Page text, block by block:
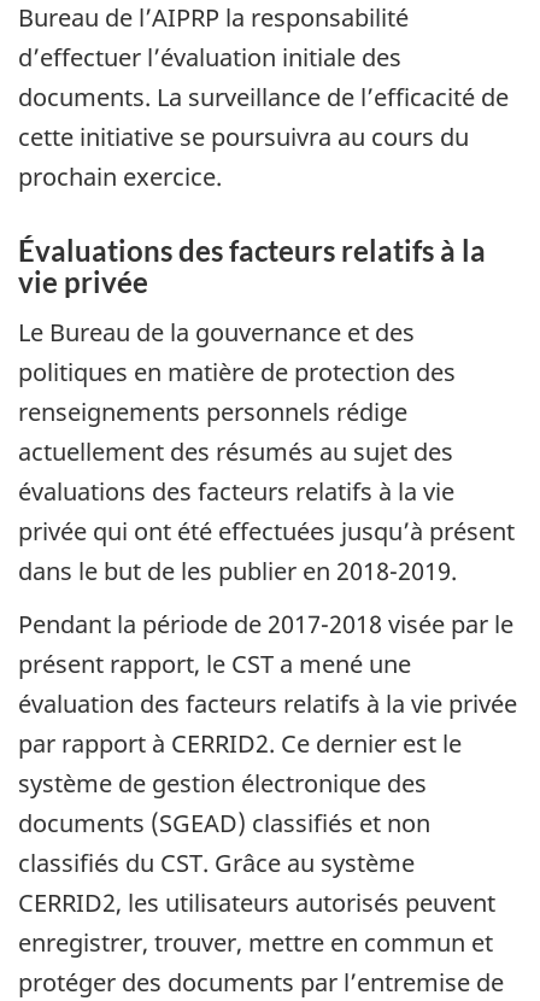
Bureau de l’AIPRP la responsabilité
d’effectuer l’évaluation initiale des
documents. La surveillance de l’efficacité de
cette initiative se poursuivra au cours du
prochain exercice.
Évaluations des facteurs relatifs à la
vie privée
Le Bureau de la gouvernance et des
politiques en matière de protection des
renseignements personnels rédige
actuellement des résumés au sujet des
évaluations des facteurs relatifs à la vie
privée qui ont été effectuées jusqu’à présent
dans le but de les publier en 2018-2019.
Pendant la période de 2017-2018 visée par le
présent rapport, le CST a mené une
évaluation des facteurs relatifs à la vie privée
par rapport à CERRID2. Ce dernier est le
système de gestion électronique des
documents (SGEAD) classifiés et non
classifiés du CST. Grâce au système
CERRID2, les utilisateurs autorisés peuvent
enregistrer, trouver, mettre en commun et
protéger des documents par l’entremise de